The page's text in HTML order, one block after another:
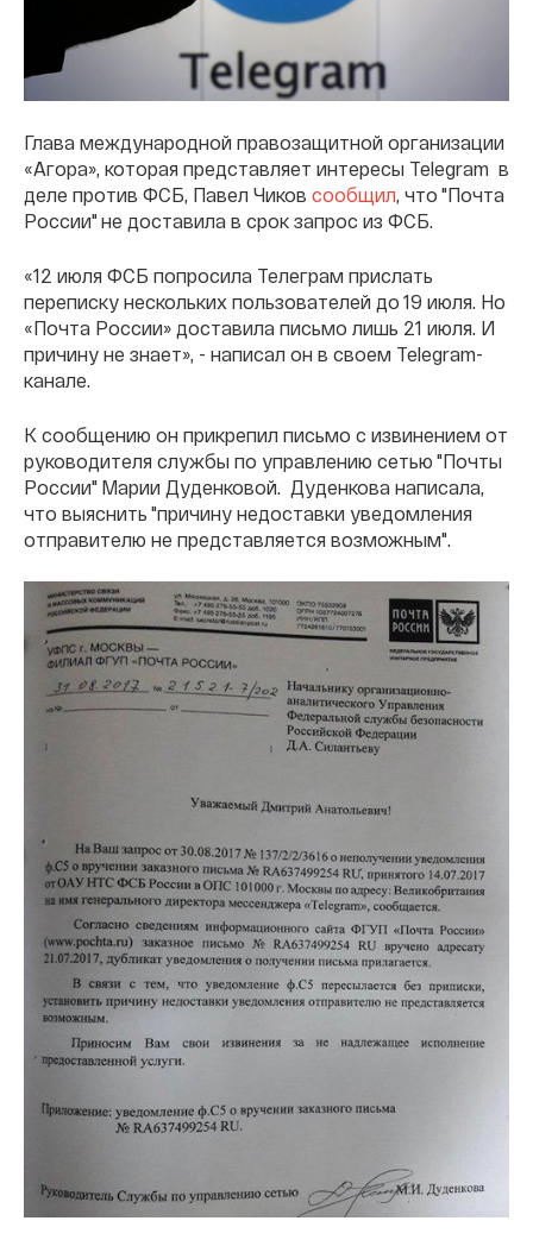
Глава международной правозащитной организации
«Агора», которая представляет интересы Telegram в
деле против ФСБ, Павел Чиков сообщил, что "Почта
России" не доставила в срок запрос из ФСБ.
«12 июля ФСБ попросила Телеграм прислать
переписку нескольких пользователей до 19 июля. Но
«Почта России» доставила письмо лишь 21 июля. И
причину не знает», - написал он в своем Telegram-
канале.
К сообщению он прикрепил письмо с извинением от
руководителя службы по управлению сетью "Почты
России" Марии Дуденковой. Дуденкова написала,
что выяснить "причину недоставки уведомления
отправителю не представляется возможным".